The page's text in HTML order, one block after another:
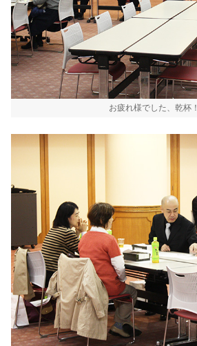
お疲れ様でした、乾杯！